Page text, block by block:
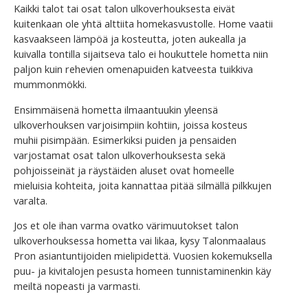
Kaikki talot tai osat talon ulkoverhouksesta eivät
kuitenkaan ole yhtä alttiita homekasvustolle. Home vaatii
kasvaakseen lämpöä ja kosteutta, joten aukealla ja
kuivalla tontilla sijaitseva talo ei houkuttele hometta niin
paljon kuin rehevien omenapuiden katveesta tuikkiva
mummonmökki.
Ensimmäisenä hometta ilmaantuukin yleensä
ulkoverhouksen varjoisimpiin kohtiin, joissa kosteus
muhii pisimpään. Esimerkiksi puiden ja pensaiden
varjostamat osat talon ulkoverhouksesta sekä
pohjoisseinät ja räystäiden aluset ovat homeelle
mieluisia kohteita, joita kannattaa pitää silmällä pilkkujen
varalta.
Jos et ole ihan varma ovatko värimuutokset talon
ulkoverhouksessa hometta vai likaa, kysy Talonmaalaus
Pron asiantuntijoiden mielipidettä. Vuosien kokemuksella
puu- ja kivitalojen pesusta homeen tunnistaminenkin käy
meiltä nopeasti ja varmasti.